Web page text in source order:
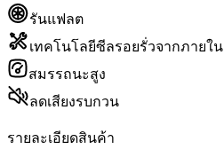
รันแฟลต
เทคโนโลยีซีลรอยรั่วจากภายใน
สมรรถนะสูง
ลดเสียงรบกวน
รายละเอียดสินค้า